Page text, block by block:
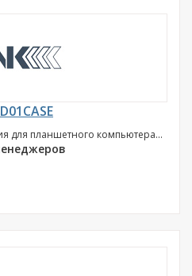
для планшетного компьютера...